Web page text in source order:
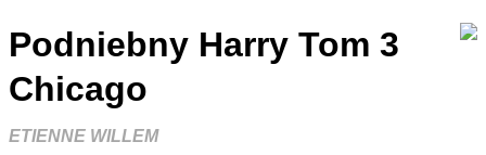
Podniebny Harry Tom 3
Chicago
ETIENNE WILLEM